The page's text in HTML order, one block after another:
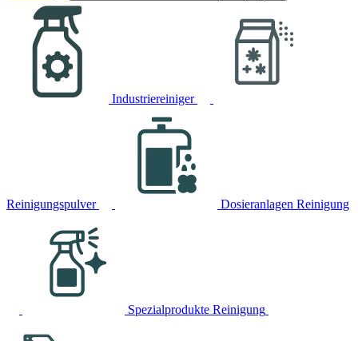
Industriereiniger
Reinigungspulver Dosieranlagen Reinigung
Spezialprodukte Reinigung